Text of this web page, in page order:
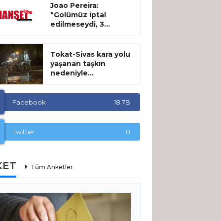
Joao Pereira:
"Golümüz iptal
edilmeseydi, 3...
Tokat-Sivas kara yolu
yaşanan taşkın
nedeniyle...
Facebook 18.7B
Twitter 0
Tüm Anketler